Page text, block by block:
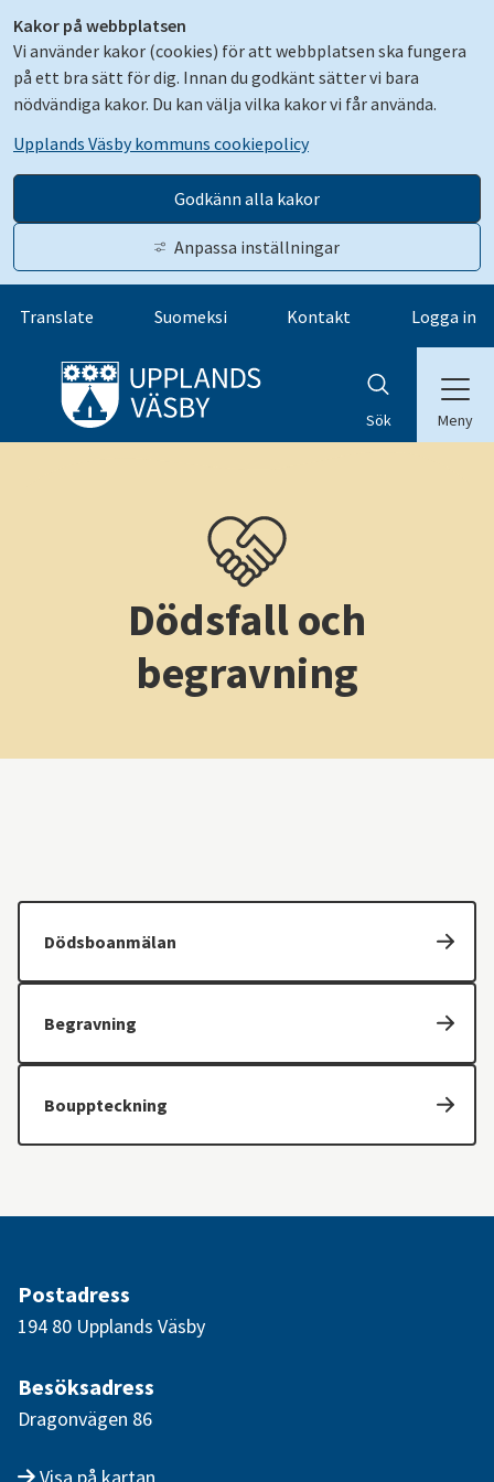
Kakor på webbplatsen
Vi använder kakor (cookies) för att webbplatsen ska fungera
på ett bra sätt för dig. Innan du godkänt sätter vi bara
nödvändiga kakor. Du kan välja vilka kakor vi får använda.
Upplands Väsby kommuns cookiepolicy
Godkänn alla kakor
Anpassa inställningar
Gå till innehåll
Translate Suomeksi Kontakt Logga in
Sök Meny
Dödsfall och
begravning
Dödsboanmälan
Begravning
Bouppteckning
Postadress
194 80 Upplands Väsby
Besöksadress
Dragonvägen 86